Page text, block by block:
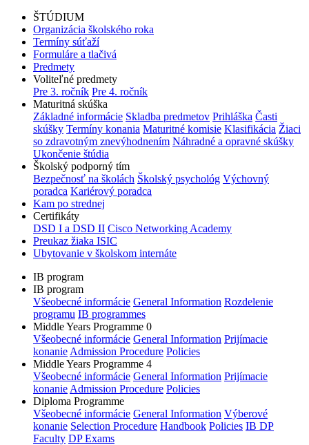
ŠTÚDIUM
Organizácia školského roka
Termíny súťaží
Formuláre a tlačivá
Predmety
Voliteľné predmety
Pre 3. ročník Pre 4. ročník
Maturitná skúška
Základné informácie Skladba predmetov Prihláška Časti
skúšky Termíny konania Maturitné komisie Klasifikácia Žiaci
so zdravotným znevýhodnením Náhradné a opravné skúšky
Ukončenie štúdia
Školský podporný tím
Bezpečnosť na školách Školský psychológ Výchovný
poradca Kariérový poradca
Kam po strednej
Certifikáty
DSD I a DSD II Cisco Networking Academy
Preukaz žiaka ISIC
Ubytovanie v školskom internáte
IB program
IB program
Všeobecné informácie General Information Rozdelenie
programu IB programmes
Middle Years Programme 0
Všeobecné informácie General Information Prijímacie
konanie Admission Procedure Policies
Middle Years Programme 4
Všeobecné informácie General Information Prijímacie
konanie Admission Procedure Policies
Diploma Programme
Všeobecné informácie General Information Výberové
konanie Selection Procedure Handbook Policies IB DP
Faculty DP Exams